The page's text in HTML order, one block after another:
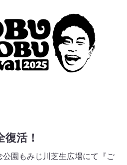
活！
園もみじ川芝生広場にて『ご